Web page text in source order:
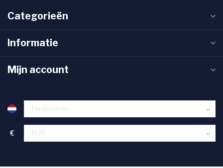
Categorieën
Informatie
Mijn account
€